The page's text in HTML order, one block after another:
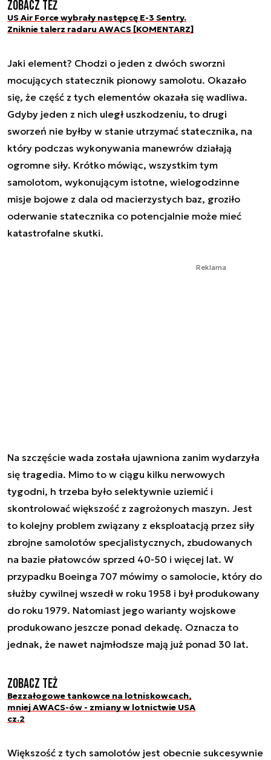
Zobacz też
US Air Force wybrały następcę E-3 Sentry.
Zniknie talerz radaru AWACS [KOMENTARZ]
Jaki element? Chodzi o jeden z dwóch sworzni
mocujących statecznik pionowy samolotu. Okazało
się, że część z tych elementów okazała się wadliwa.
Gdyby jeden z nich uległ uszkodzeniu, to drugi
sworzeń nie byłby w stanie utrzymać statecznika, na
który podczas wykonywania manewrów działają
ogromne siły. Krótko mówiąc, wszystkim tym
samolotom, wykonującym istotne, wielogodzinne
misje bojowe z dala od macierzystych baz, groziło
oderwanie statecznika co potencjalnie może mieć
katastrofalne skutki.
Reklama
Na szczęście wada została ujawniona zanim wydarzyła
się tragedia. Mimo to w ciągu kilku nerwowych
tygodni, h trzeba było selektywnie uziemić i
skontrolować większość z zagrożonych maszyn. Jest
to kolejny problem związany z eksploatacją przez siły
zbrojne samolotów specjalistycznych, zbudowanych
na bazie płatowców sprzed 40-50 i więcej lat. W
przypadku Boeinga 707 mówimy o samolocie, który do
służby cywilnej wszedł w roku 1958 i był produkowany
do roku 1979. Natomiast jego warianty wojskowe
produkowano jeszcze ponad dekadę. Oznacza to
jednak, że nawet najmłodsze mają już ponad 30 lat.
Zobacz też
Bezzałogowe tankowce na lotniskowcach,
mniej AWACS-ów - zmiany w lotnictwie USA
cz.2
Większość z tych samolotów jest obecnie sukcesywnie